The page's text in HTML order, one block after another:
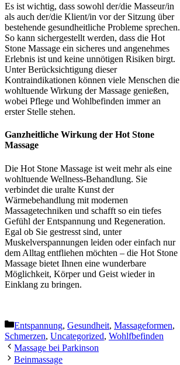
Es ist wichtig, dass sowohl der/die Masseur/in
als auch der/die Klient/in vor der Sitzung über
bestehende gesundheitliche Probleme sprechen.
So kann sichergestellt werden, dass die Hot
Stone Massage ein sicheres und angenehmes
Erlebnis ist und keine unnötigen Risiken birgt.
Unter Berücksichtigung dieser
Kontraindikationen können viele Menschen die
wohltuende Wirkung der Massage genießen,
wobei Pflege und Wohlbefinden immer an
erster Stelle stehen.
Ganzheitliche Wirkung der Hot Stone
Massage
Die Hot Stone Massage ist weit mehr als eine
wohltuende Wellness-Behandlung. Sie
verbindet die uralte Kunst der
Wärmebehandlung mit modernen
Massagetechniken und schafft so ein tiefes
Gefühl der Entspannung und Regeneration.
Egal ob Sie gestresst sind, unter
Muskelverspannungen leiden oder einfach nur
dem Alltag entfliehen möchten – die Hot Stone
Massage bietet Ihnen eine wunderbare
Möglichkeit, Körper und Geist wieder in
Einklang zu bringen.
Categories
Entspannung, Gesundheit, Massageformen,
Schmerzen, Uncategorized, Wohlfbefinden
Massage bei Parkinson
Beinmassage